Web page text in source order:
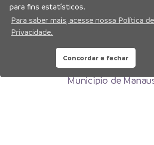
Prefeitura Municipal de
Município de
para fins estatísticos.
Para saber mais, acesse nossa Política de
Privacidade.
Concordar e fechar